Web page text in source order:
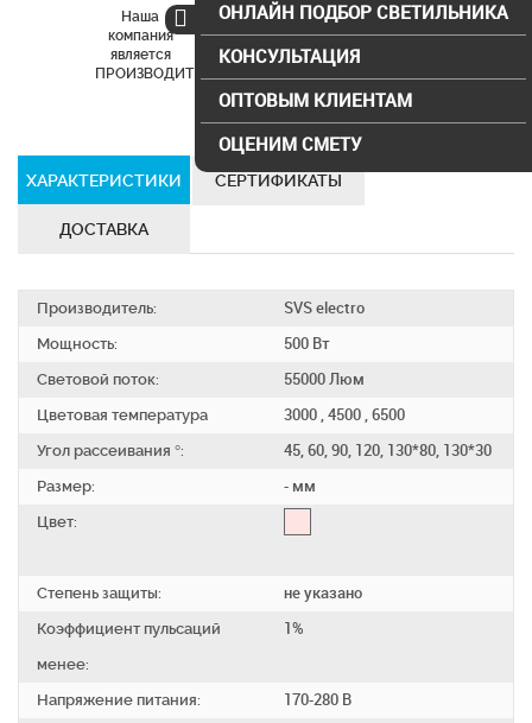
Наша
компания
является
ПРОИЗВОДИТЕЛЕМ
Бесплатный
расчет
освещения
Доставка по
Москве и
московской
ХАРАКТЕРИСТИКИ СЕРТИФИКАТЫ
ДОСТАВКА
Производитель:
SVS electro
Мощность:
500 Вт
Световой поток:
55000 Люм
Цветовая температура
3000 , 4500 , 6500
Угол рассеивания °:
45, 60, 90, 120, 130*80, 130*30
Размер:
- мм
Цвет:
Степень защиты:
не указано
Коэффициент пульсаций
менее:
1%
Напряжение питания:
170-280 В
ОНЛАЙН ПОДБОР СВЕТИЛЬНИКА
КОНСУЛЬТАЦИЯ
ОПТОВЫМ КЛИЕНТАМ
ОЦЕНИМ СМЕТУ